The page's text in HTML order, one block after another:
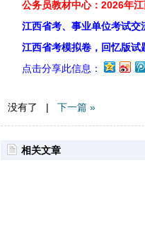
公务员教材中心：2026年
江西省考、事业单位考试交
江西省考模拟卷，回忆版试
点击分享此信息：
没有了 | 下一篇 »
相关文章